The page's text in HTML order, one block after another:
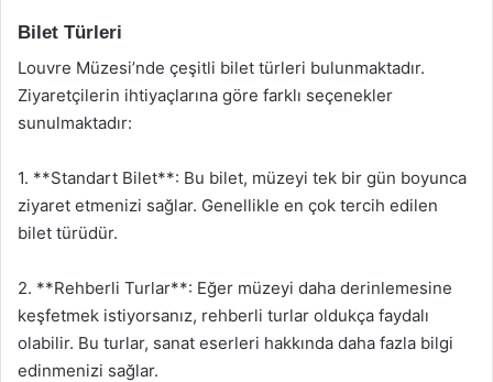
Bilet Türleri
Louvre Müzesi’nde çeşitli bilet türleri bulunmaktadır.
Ziyaretçilerin ihtiyaçlarına göre farklı seçenekler
sunulmaktadır:
1. **Standart Bilet**: Bu bilet, müzeyi tek bir gün boyunca
ziyaret etmenizi sağlar. Genellikle en çok tercih edilen
bilet türüdür.
2. **Rehberli Turlar**: Eğer müzeyi daha derinlemesine
keşfetmek istiyorsanız, rehberli turlar oldukça faydalı
olabilir. Bu turlar, sanat eserleri hakkında daha fazla bilgi
edinmenizi sağlar.